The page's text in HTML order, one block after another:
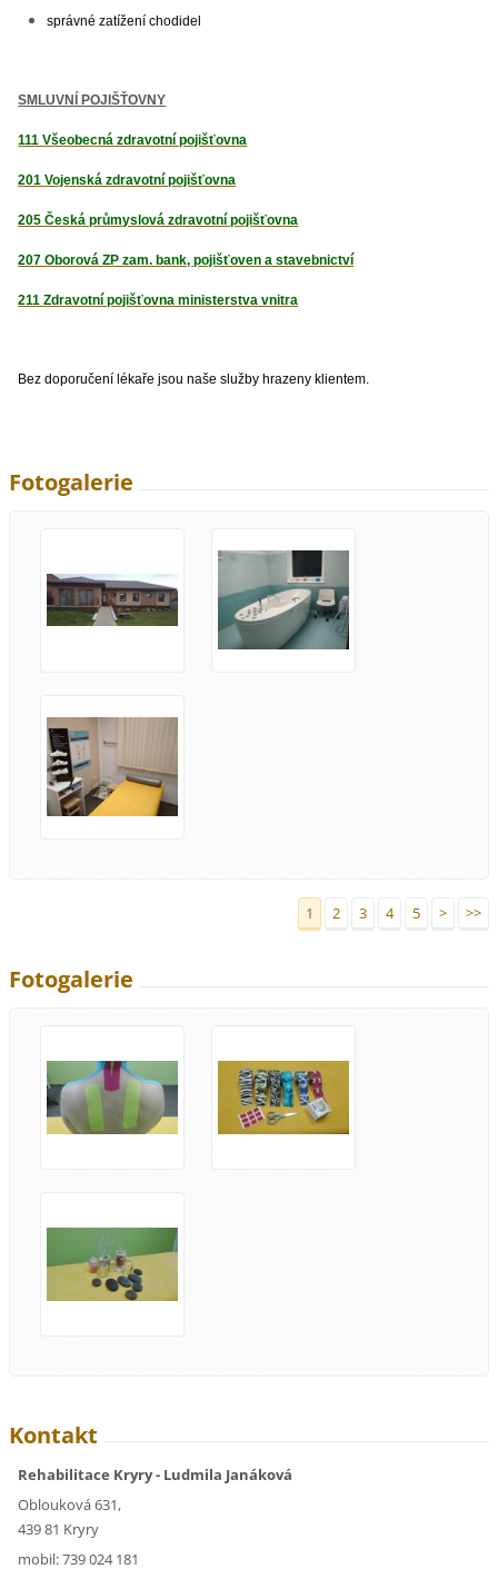
správné zatížení chodidel
SMLUVNÍ POJIŠŤOVNY
111 Všeobecná zdravotní pojišťovna
201 Vojenská zdravotní pojišťovna
205 Česká průmyslová zdravotní pojišťovna
207 Oborová ZP zam. bank, pojišťoven a stavebnictví
211 Zdravotní pojišťovna ministerstva vnitra
Bez doporučení lékaře jsou naše služby hrazeny klientem.
Fotogalerie
1 2 3 4 5 > >>
Fotogalerie
Kontakt
Rehabilitace Kryry - Ludmila Janáková
Oblouková 631,
439 81 Kryry
mobil: 739 024 181